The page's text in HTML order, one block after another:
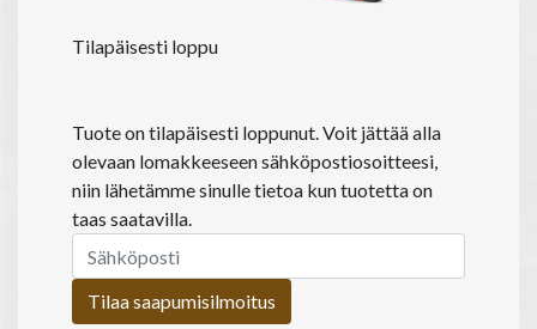
Tilapäisesti loppu
Tuote on tilapäisesti loppunut. Voit jättää alla
olevaan lomakkeeseen sähköpostiosoitteesi,
niin lähetämme sinulle tietoa kun tuotetta on
taas saatavilla.
Tilaa saapumisilmoitus